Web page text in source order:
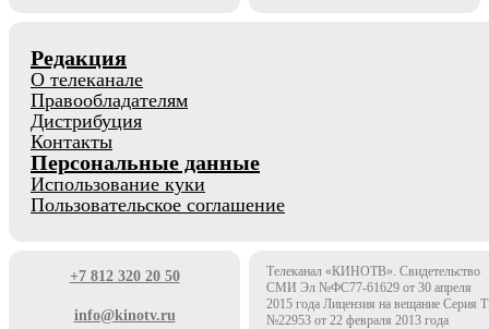
Редакция
О телеканале
Правообладателям
Дистрибуция
Контакты
Персональные данные
Использование куки
Пользовательское соглашение
+7 812 320 20 50
info@kinotv.ru
Телеканал «КИНОТВ». Свидетельство
СМИ Эл №ФС77-61629 от 30 апреля
2015 года Лицензия на вещание Серия
№22953 от 22 февраля 2013 года